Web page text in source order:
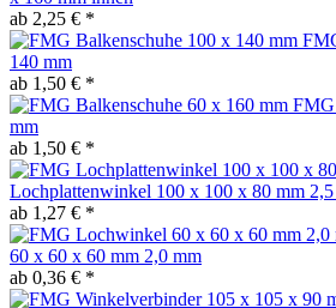
ab 2,25 € *
140 mm
ab 1,50 € *
FMG
mm
ab 1,50 € *
Lochplattenwinkel 100 x 100 x 80 mm
ab 1,27 € *
60 x 60 x 60 mm 2,0 mm
ab 0,36 € *